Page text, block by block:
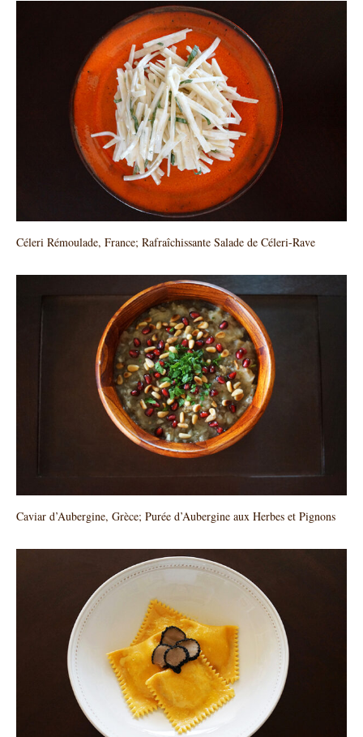
Céleri Rémoulade, France; Rafraîchissante Salade de Céleri-Rave
Caviar d’Aubergine, Grèce; Purée d’Aubergine aux Herbes et Pignons